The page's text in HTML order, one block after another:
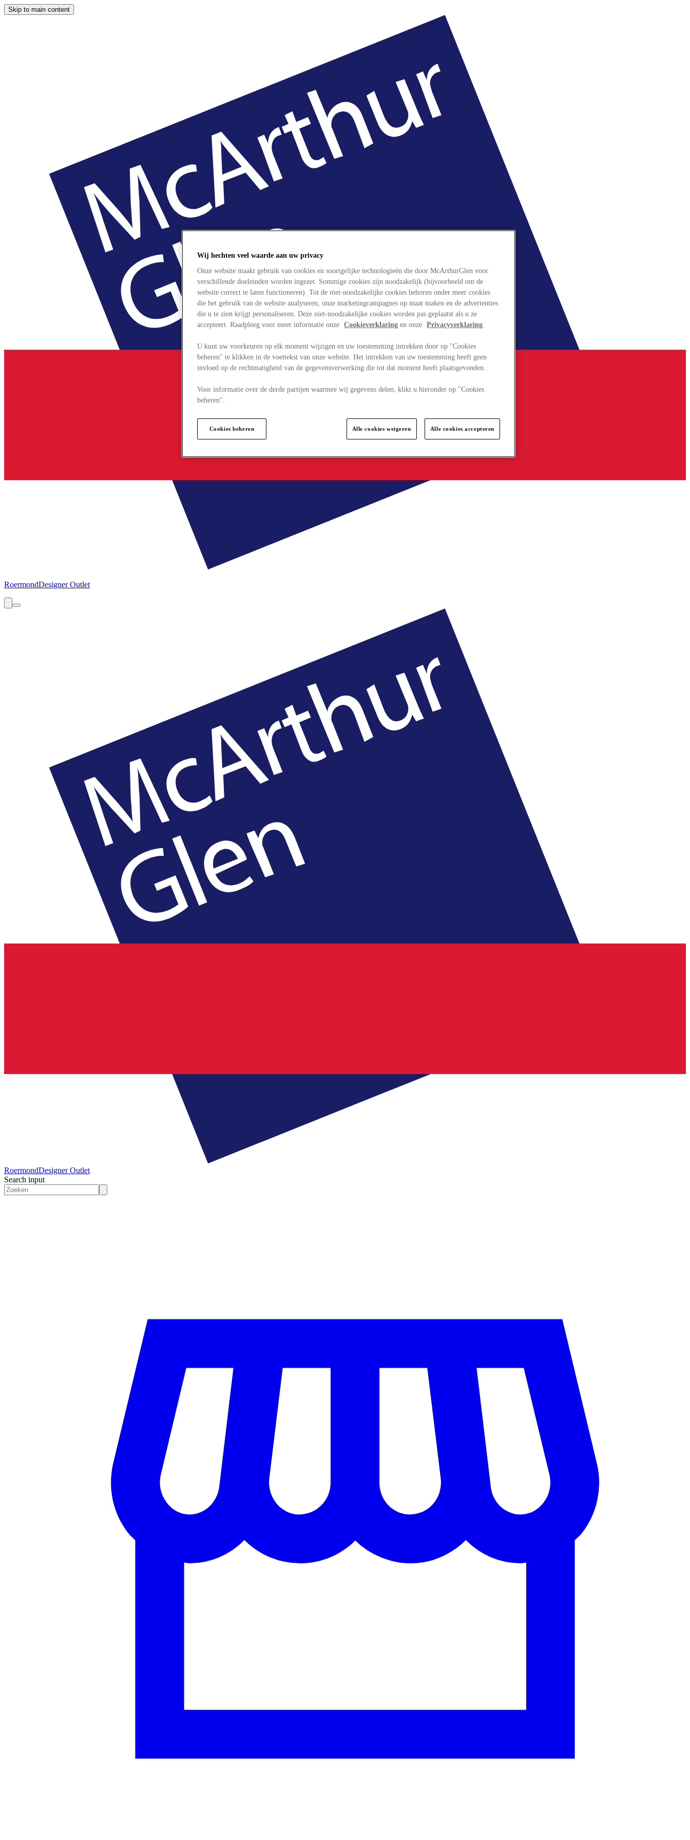
Skip to main content
RoermondDesigner Outlet
RoermondDesigner Outlet
Search input
Wij hechten veel waarde aan uw privacy
Onze website maakt gebruik van cookies en soortgelijke technologieën die door McArthurGlen voor
verschillende doeleinden worden ingezet. Sommige cookies zijn noodzakelijk (bijvoorbeeld om de
website correct te laten functioneren). Tot de niet-noodzakelijke cookies behoren onder meer cookies
die het gebruik van de website analyseren, onze marketingcampagnes op maat maken en de advertenties
die u te zien krijgt personaliseren. Deze niet-noodzakelijke cookies worden pas geplaatst als u ze
accepteert. Raadpleeg voor meer informatie onze Cookieverklaring en onze Privacyverklaring.
U kunt uw voorkeuren op elk moment wijzigen en uw toestemming intrekken door op "Cookies
beheren" te klikken in de voettekst van onze website. Het intrekken van uw toestemming heeft geen
invloed op de rechtmatigheid van de gegevensverwerking die tot dat moment heeft plaatsgevonden.
Voor informatie over de derde partijen waarmee wij gegevens delen, klikt u hieronder op "Cookies
beheren".
Cookies beheren Alle cookies weigeren Alle cookies accepteren